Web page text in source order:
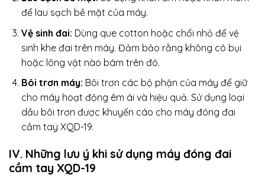
để lau sạch bề mặt của máy.
Vệ sinh đai: Dùng que cotton hoặc chổi nhỏ để vệ
sinh khe đai trên máy. Đảm bảo rằng không có bụi
hoặc lông vật nào bám trên đó.
Bôi trơn máy: Bôi trơn các bộ phận của máy để giữ
cho máy hoạt động êm ái và hiệu quả. Sử dụng loại
dầu bôi trơn được khuyến cáo cho máy đóng đai
cầm tay XQD-19.
IV. Những lưu ý khi sử dụng máy đóng đai
cầm tay XQD-19